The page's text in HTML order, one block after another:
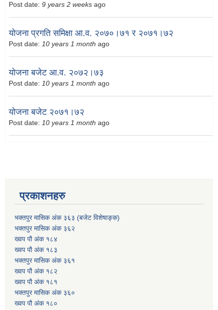
Post date: 9 years 2 weeks ago
योजना प्रगति समिक्षा आ.व. २०७०।७१ र २०७१।७२
Post date: 10 years 1 month ago
योजना बजेट आ.व. २०७२।७३
Post date: 10 years 1 month ago
योजना बजेट २०७१।७२
Post date: 10 years 1 month ago
प्रकाशनहरु
भक्तपुर मासिक अंक ३६३ (बजेट विशेषाङ्क)
भक्तपुर मासिक अंक ३६२
ख्वप पौ अंक १८४
ख्वप पौ अंक १८३
भक्तपुर मासिक अंक ३६१
ख्वप पौ अंक १८२
ख्वप पौ अंक १८१
भक्तपुर मासिक अंक ३६०
ख्वप पौ अंक १८०